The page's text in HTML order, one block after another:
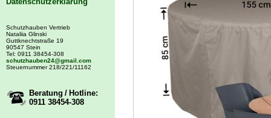
Schutzhauben Vertrieb
Nataliia Glinski
Guttknechtstraße 19
90547 Stein
Tel: 0911 38454-308
schutzhauben24@gmail.com
Steuernummer 218/221/11162
Beratung / Hotline:
0911 38454-308